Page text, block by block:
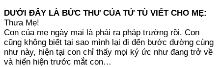
DƯỚI ĐÂY LÀ BỨC THƯ CỦA TỬ TÙ VIẾT CHO MẸ:
Thưa Mẹ!
Con của mẹ ngày mai là phải ra pháp trường rồi. Con
cũng không biết tại sao mình lại đi đến bước đường cùng
như này, hiện tại con chỉ thấy mọi ký ức như đang trở về
và hiển hiện trước mắt con…